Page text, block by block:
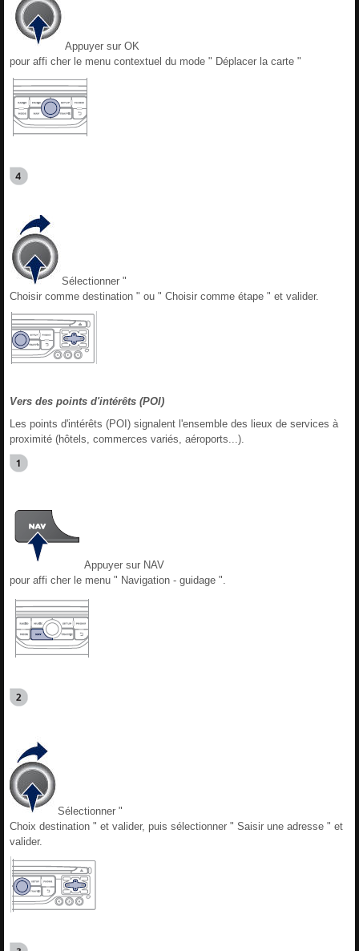
Appuyer sur OK
pour affi cher le menu contextuel du mode " Déplacer la carte "
Sélectionner "
Choisir comme destination " ou " Choisir comme étape " et valider.
Vers des points d'intérêts (POI)
Les points d'intérêts (POI) signalent l'ensemble des lieux de services à
proximité (hôtels, commerces variés, aéroports...).
Appuyer sur NAV
pour affi cher le menu " Navigation - guidage ".
Sélectionner "
Choix destination " et valider, puis sélectionner " Saisir une adresse " et
valider.